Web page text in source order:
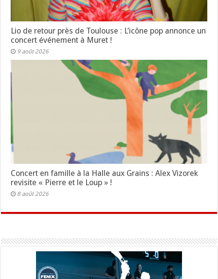
Lio de retour près de Toulouse : L’icône pop annonce un
concert événement à Muret !
9 août 2026
Concert en famille à la Halle aux Grains : Alex Vizorek
revisite « Pierre et le Loup » !
8 août 2026